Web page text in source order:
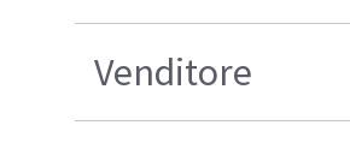
Venditore